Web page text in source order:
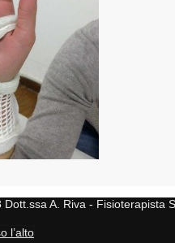
A. Riva - Fisioterapista
l’alto